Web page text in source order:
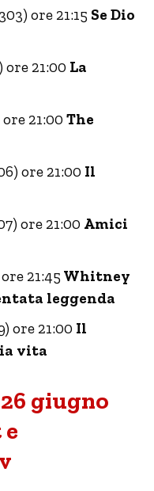
ore 21:15 Se Dio
ore 21:00 La
21:00 The
ore 21:00 Il
ore 21:00 Amici
21:45 Whitney
leggenda
ore 21:00 Il
vita
giugno